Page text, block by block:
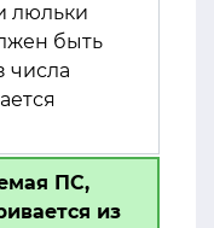
люльки
быть
числа
ПС,
из